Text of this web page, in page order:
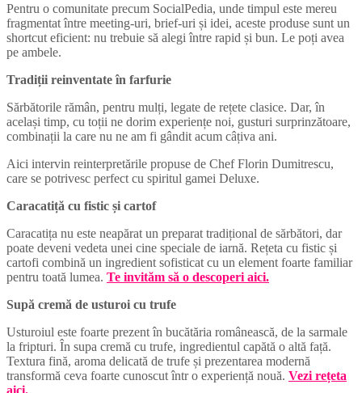
Pentru o comunitate precum SocialPedia, unde timpul este mereu
fragmentat între meeting-uri, brief-uri și idei, aceste produse sunt un
shortcut eficient: nu trebuie să alegi între rapid și bun. Le poți avea
pe ambele.
Tradiții reinventate în farfurie
Sărbătorile rămân, pentru mulți, legate de rețete clasice. Dar, în
același timp, cu toții ne dorim experiențe noi, gusturi surprinzătoare,
combinații la care nu ne am fi gândit acum câțiva ani.
Aici intervin reinterpretările propuse de Chef Florin Dumitrescu,
care se potrivesc perfect cu spiritul gamei Deluxe.
Caracatiță cu fistic și cartof
Caracatița nu este neapărat un preparat tradițional de sărbători, dar
poate deveni vedeta unei cine speciale de iarnă. Rețeta cu fistic și
cartofi combină un ingredient sofisticat cu un element foarte familiar
pentru toată lumea. Te invităm să o descoperi aici.
Supă cremă de usturoi cu trufe
Usturoiul este foarte prezent în bucătăria românească, de la sarmale
la fripturi. În supa cremă cu trufe, ingredientul capătă o altă față.
Textura fină, aroma delicată de trufe și prezentarea modernă
transformă ceva foarte cunoscut într o experiență nouă. Vezi rețeta
aici.